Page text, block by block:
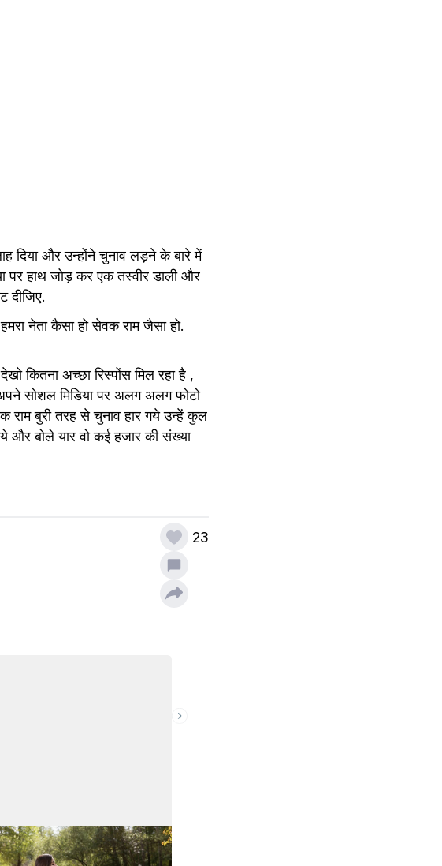
दिया और उन्होंने चुनाव लड़ने के बारे में
पर हाथ जोड़ कर एक तस्वीर डाली और
दीजिए.
नेता कैसा हो सेवक राम जैसा हो.
अच्छा रिस्पोंस मिल रहा है ,
सोशल मिडिया पर अलग अलग फोटो
बुरी तरह से चुनाव हार गये उन्हें कुल
और बोले यार वो कई हजार की संख्या
23